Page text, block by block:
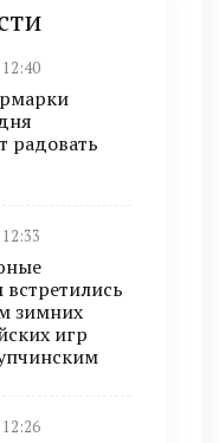
12:40
радовать
зимних
игр
12:26